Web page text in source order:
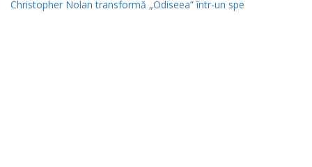
Christopher Nolan transformă „Odiseea” într-un spe